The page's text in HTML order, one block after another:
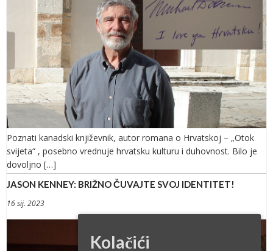
Poznati kanadski književnik, autor romana o Hrvatskoj – „Otok
svijeta“ , posebno vrednuje hrvatsku kulturu i duhovnost. Bilo je
dovoljno […]
JASON KENNEY: BRIŽNO ČUVAJTE SVOJ IDENTITET!
16 sij. 2023
Kolačići